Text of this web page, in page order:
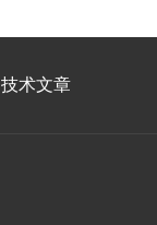
技术文章